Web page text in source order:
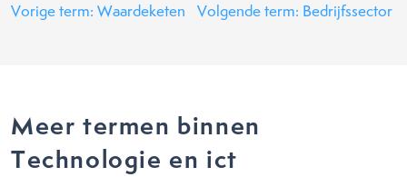
Vorige term: Waardeketen Volgende term: Bedrijfssector
Meer termen binnen
Technologie en ict